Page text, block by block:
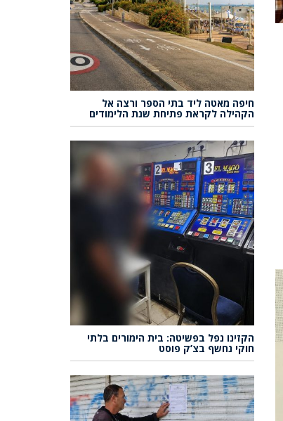
חיפה מאטה ליד בתי הספר ורצה אל
הקהילה לקראת פתיחת שנת הלימודים
הקזינו נפל בפשיטה: בית הימורים בלתי
חוקי נחשף בצ’ק פוסט